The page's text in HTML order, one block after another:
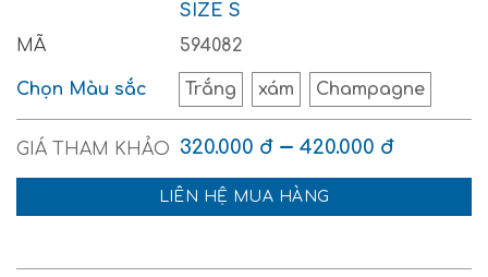
SIZE S
MÃ
594082
Chọn Màu sắc Trắng xám Champagne
320.000 đ – 420.000 đ
LIÊN HỆ MUA HÀNG